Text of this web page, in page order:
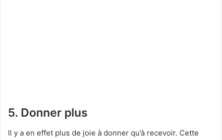
5. Donner plus
Il y a en effet plus de joie à donner qu’à recevoir. Cette